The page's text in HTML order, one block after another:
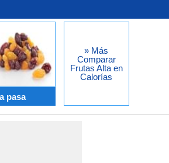
pasa
» Más
Comparar
Frutas Alta en
Calorías